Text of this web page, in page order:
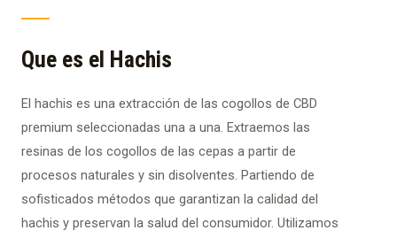
Que es el Hachis
El hachis es una extracción de las cogollos de CBD
premium seleccionadas una a una. Extraemos las
resinas de los cogollos de las cepas a partir de
procesos naturales y sin disolventes. Partiendo de
sofisticados métodos que garantizan la calidad del
hachis y preservan la salud del consumidor. Utilizamos